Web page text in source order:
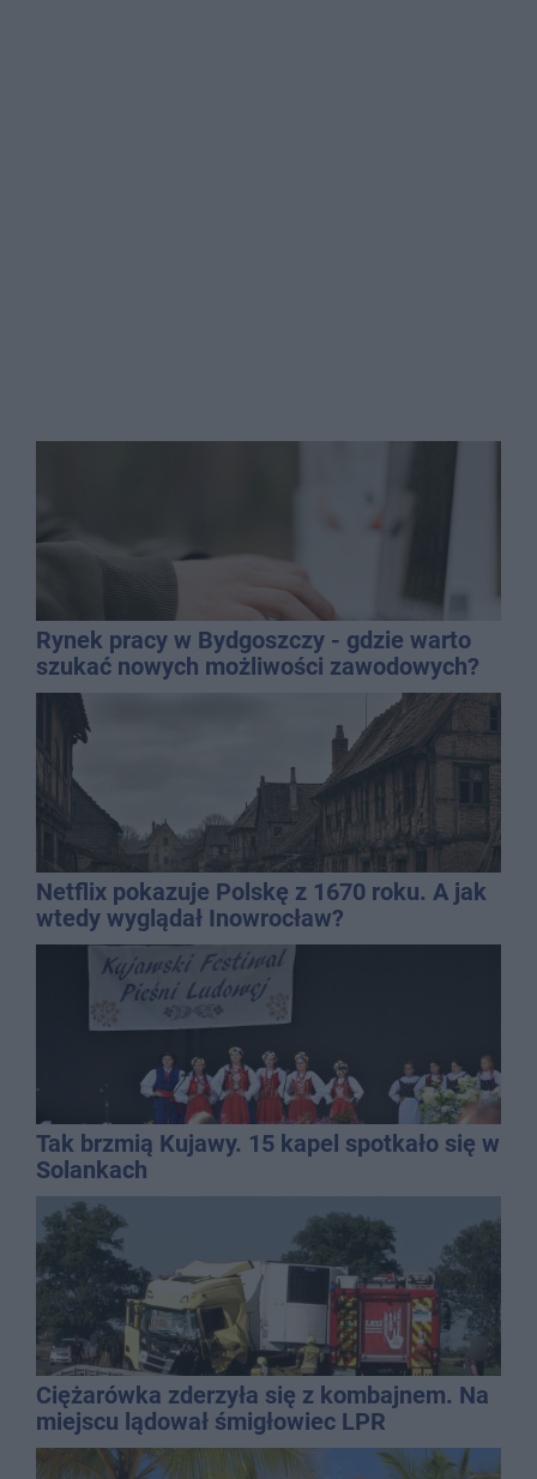
Rynek pracy w Bydgoszczy - gdzie warto
szukać nowych możliwości zawodowych?
Netflix pokazuje Polskę z 1670 roku. A jak
wtedy wyglądał Inowrocław?
Tak brzmią Kujawy. 15 kapel spotkało się w
Solankach
Ciężarówka zderzyła się z kombajnem. Na
miejscu lądował śmigłowiec LPR